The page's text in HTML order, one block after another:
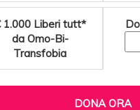
1.000 Liberi tutt*
da Omo-Bi-
Transfobia
DONA ORA